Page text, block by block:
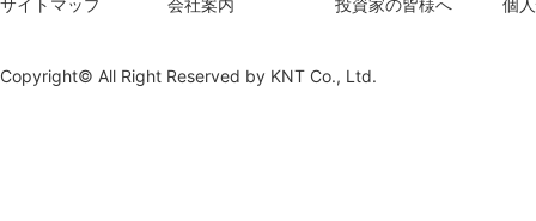
Copyright© All Right Reserved by KNT Co., Ltd.